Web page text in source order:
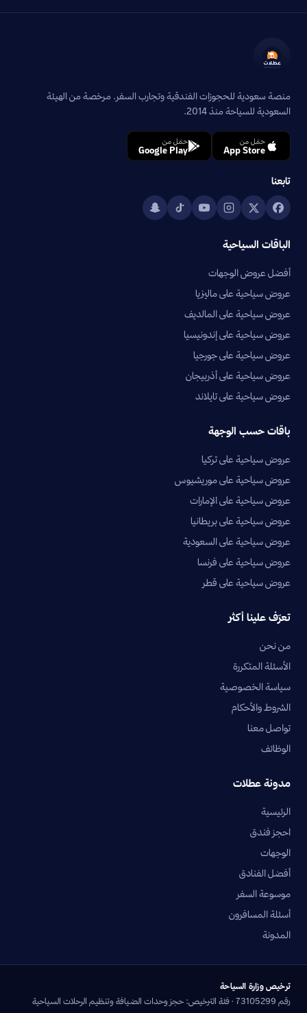
منصة سعودية للحجوزات الفندقية وتجارب السفر. مرخصة من الهيئة
السعودية للسياحة منذ 2014.
حمّل من
App Store
حمّل من
Google Play
تابعنا
الباقات السياحية
أفضل عروض الوجهات
عروض سياحية على ماليزيا
عروض سياحية على المالديف
عروض سياحية على إندونيسيا
عروض سياحية على جورجيا
عروض سياحية على أذربيجان
عروض سياحية على تايلاند
باقات حسب الوجهة
عروض سياحية على تركيا
عروض سياحية على موريشيوس
عروض سياحية على الإمارات
عروض سياحية على بريطانيا
عروض سياحية على السعودية
عروض سياحية على فرنسا
عروض سياحية على قطر
تعرّف علينا أكثر
من نحن
الأسئلة المتكررة
سياسة الخصوصية
الشروط والأحكام
تواصل معنا
الوظائف
مدونة عطلات
الرئيسية
احجز فندق
الوجهات
أفضل الفنادق
موسوعة السفر
أسئلة المسافرون
المدونة
ترخيص وزارة السياحة
رقم 73105299 · فئة الترخيص: حجز وحدات الضيافة وتنظيم الرحلات السياحية